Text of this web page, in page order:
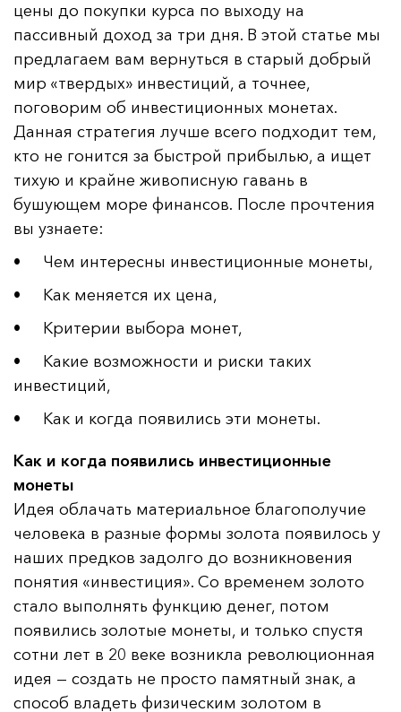
цены до покупки курса по выходу на
пассивный доход за три дня. В этой статье мы
предлагаем вам вернуться в старый добрый
мир «твердых» инвестиций, а точнее,
поговорим об инвестиционных монетах.
Данная стратегия лучше всего подходит тем,
кто не гонится за быстрой прибылью, а ищет
тихую и крайне живописную гавань в
бушующем море финансов. После прочтения
вы узнаете:
• Чем интересны инвестиционные монеты,
• Как меняется их цена,
• Критерии выбора монет,
• Какие возможности и риски таких
инвестиций,
• Как и когда появились эти монеты.
Как и когда появились инвестиционные
монеты
Идея облачать материальное благополучие
человека в разные формы золота появилось у
наших предков задолго до возникновения
понятия «инвестиция». Со временем золото
стало выполнять функцию денег, потом
появились золотые монеты, и только спустя
сотни лет в 20 веке возникла революционная
идея — создать не просто памятный знак, а
способ владеть физическим золотом в